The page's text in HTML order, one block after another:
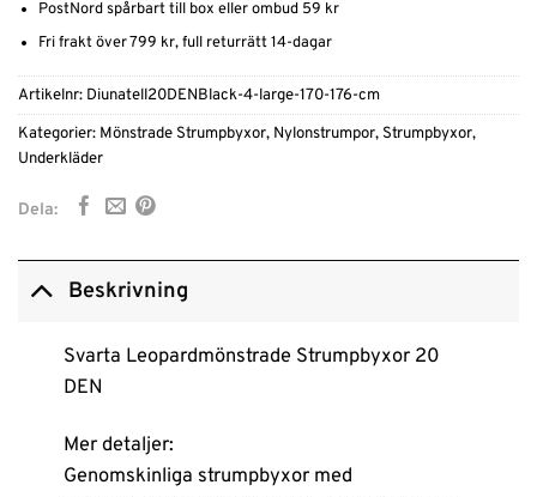
PostNord spårbart till box eller ombud 59 kr
Fri frakt över 799 kr, full returrätt 14-dagar
Artikelnr: Diunatell20DENBlack-4-large-170-176-cm
Kategorier: Mönstrade Strumpbyxor, Nylonstrumpor, Strumpbyxor,
Underkläder
Dela:
Beskrivning
Svarta Leopardmönstrade Strumpbyxor 20
DEN
Mer detaljer:
Genomskinliga strumpbyxor med